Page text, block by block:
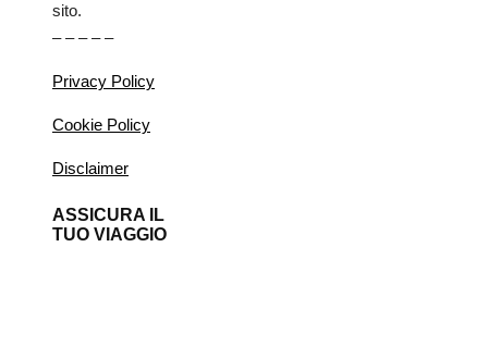
sito.
– – – – –
Privacy Policy
Cookie Policy
Disclaimer
ASSICURA IL
TUO VIAGGIO